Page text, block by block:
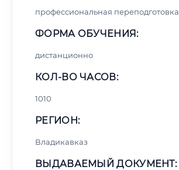
профессиональная переподготовка
ФОРМА ОБУЧЕНИЯ:
дистанционно
КОЛ-ВО ЧАСОВ:
1010
РЕГИОН:
Владикавказ
ВЫДАВАЕМЫЙ ДОКУМЕНТ: